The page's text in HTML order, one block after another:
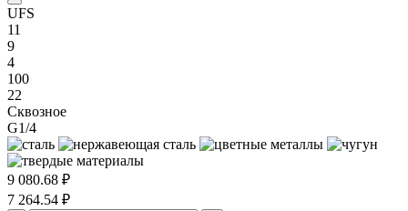
UFS
11
9
4
100
22
Сквозное
G1/4
9 080.68 ₽
7 264.54 ₽